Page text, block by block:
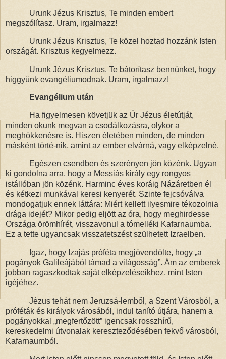
Urunk Jézus Krisztus, Te minden embert
megszólítasz. Uram, irgalmazz!
Urunk Jézus Krisztus, Te közel hoztad hozzánk Isten
országát. Krisztus kegyelmezz.
Urunk Jézus Krisztus. Te bátorítasz bennünket, hogy
higgyünk evangéliumodnak. Uram, irgalmazz!
Evangélium után
Ha figyelmesen követjük az Úr Jézus életútját,
minden okunk megvan a csodálkozásra, olykor a
meghökkenésre is. Hiszen életében minden, de minden
másként törté-nik, amint az ember elvárná, vagy elképzelné.
Egészen csendben és szerényen jön közénk. Ugyan
ki gondolna arra, hogy a Messiás király egy rongyos
istállóban jön közénk. Harminc éves koráig Názáretben él
és kétkezi munkával keresi kenyerét. Szinte fejcsóválva
mondogatjuk ennek láttára: Miért kellett ilyesmire tékozolnia
drága idejét? Mikor pedig eljött az óra, hogy meghirdesse
Országa örömhírét, visszavonul a tómelléki Kafarnaumba.
Ez a tette ugyancsak visszatetszést szülhetett Izraelben.
Igaz, hogy Izajás próféta megjövendölte, hogy „a
pogányok Galileájából támad a világosság”. Ám az emberek
jobban ragaszkodtak saját elképzeléseikhez, mint Isten
igéjéhez.
Jézus tehát nem Jeruzsá-lemből, a Szent Városból, a
próféták és királyok városából, indul tanító útjára, hanem a
pogányokkal „megfertőzött” igencsak rosszhírű,
kereskedelmi útvonalak kereszteződésében fekvő városból,
Kafarnaumból.